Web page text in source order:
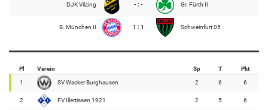
DJK Vilzing - : - Gr. Fürth II
B. München II 1 : 1 Schweinfurt 05
Pl Verein Sp T Pkt
1 SV Wacker Burghausen 2 6 6
2 FV Illertissen 1921 2 5 6